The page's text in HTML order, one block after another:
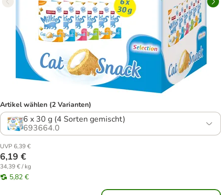
Artikel wählen (2 Varianten)
6 x 30 g (4 Sorten gemischt)
693664.0
UVP 6,39 €
6,19 €
34,39 € / kg
5,82 €